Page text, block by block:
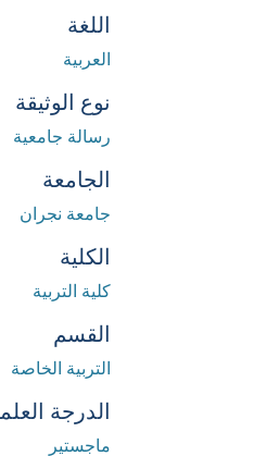
اللغة
العربية
نوع الوثيقة
رسالة جامعية
الجامعة
جامعة نجران
الكلية
كلية التربية
القسم
التربية الخاصة
الدرجة
ماجستير